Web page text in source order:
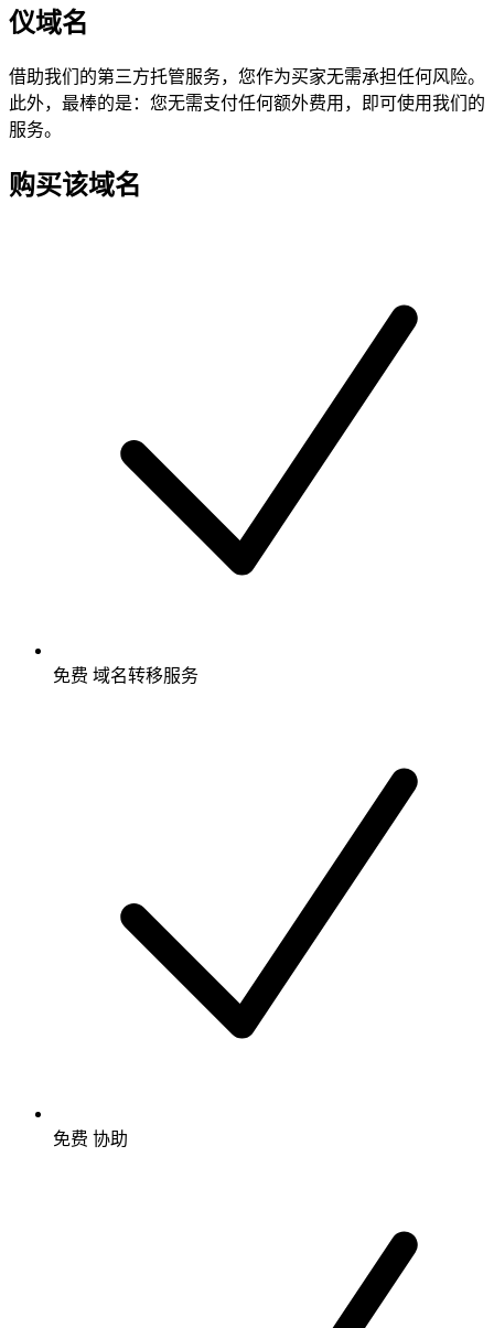
仪域名
借助我们的第三方托管服务，您作为买家无需承担任何风险。
此外，最棒的是：您无需支付任何额外费用，即可使用我们的
服务。
购买该域名
免费 域名转移服务
免费 协助